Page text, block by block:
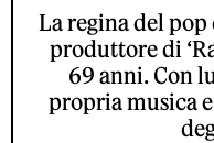
La regina del
produttore di
69 anni. Con
propria musica